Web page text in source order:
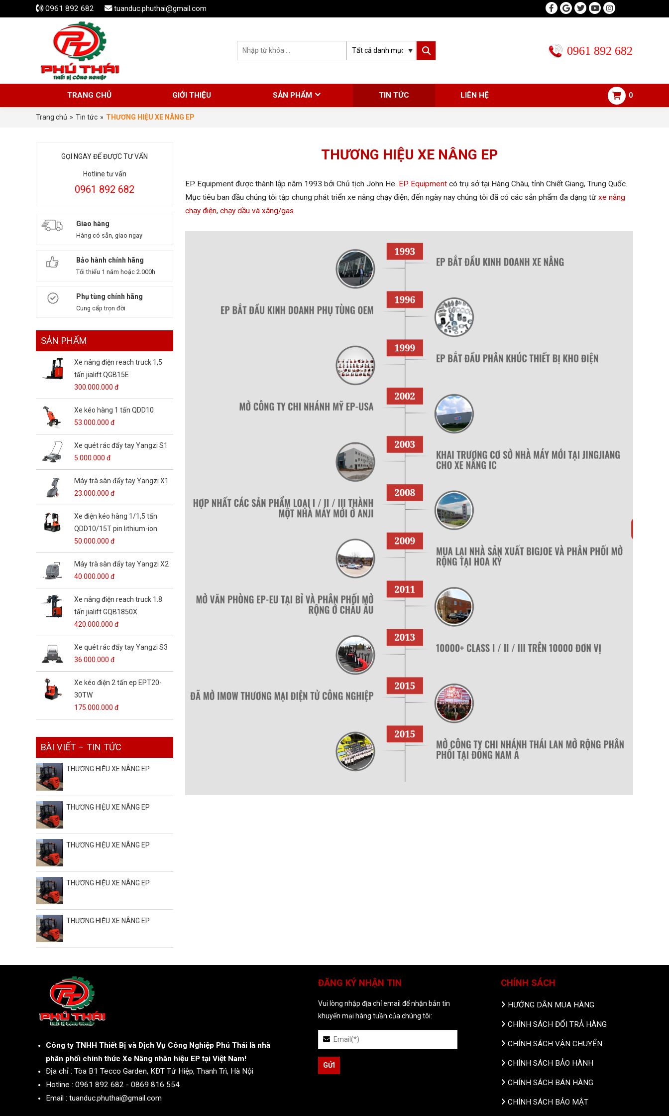
0961 892 682 tuanduc.phuthai@gmail.com
0961 892 682
TRANG CHỦ GIỚI THIỆU SẢN PHẨM TIN TỨC LIÊN HỆ 0
Trang chủ » Tin tức » THƯƠNG HIỆU XE NÂNG EP
GỌI NGAY ĐỂ ĐƯỢC TƯ VẤN
Hotline tư vấn
0961 892 682
Giao hàng
Hàng có sẵn, giao ngay
Bảo hành chính hãng
Tối thiểu 1 năm hoặc 2.000h
Phụ tùng chính hãng
Cung cấp trọn đời
SẢN PHẨM
Xe nâng điện reach truck 1,5
tấn jialift QGB15E
300.000.000 đ
Xe kéo hàng 1 tấn QDD10
53.000.000 đ
Xe quét rác đẩy tay Yangzi S1
5.000.000 đ
Máy trà sàn đẩy tay Yangzi X1
23.000.000 đ
Xe điện kéo hàng 1/1,5 tấn
QDD10/15T pin lithium-ion
50.000.000 đ
Máy trà sàn đẩy tay Yangzi X2
40.000.000 đ
Xe nâng điện reach truck 1.8
tấn jialift GQB1850X
420.000.000 đ
Xe quét rác đẩy tay Yangzi S3
36.000.000 đ
Xe kéo điện 2 tấn ep EPT20-
30TW
175.000.000 đ
BÀI VIẾT – TIN TỨC
THƯƠNG HIỆU XE NÂNG EP
THƯƠNG HIỆU XE NÂNG EP
THƯƠNG HIỆU XE NÂNG EP
THƯƠNG HIỆU XE NÂNG EP
THƯƠNG HIỆU XE NÂNG EP
THƯƠNG HIỆU XE NÂNG EP
EP Equipment được thành lập năm 1993 bởi Chủ tịch John He. EP Equipment có trụ sở tại Hàng Châu, tỉnh Chiết Giang, Trung Quốc.
Mục tiêu ban đầu chúng tôi tập chung phát triển xe nâng chạy điện, đến ngày nay chúng tôi đã có các sản phẩm đa dạng từ xe nâng
chạy điện, chạy dầu và xăng/gas.
Công ty TNHH Thiết Bị và Dịch Vụ Công Nghiệp Phú Thái là nhà
phân phối chính thức Xe Nâng nhãn hiệu EP tại Việt Nam!
Địa chỉ : Tòa B1 Tecco Garden, KĐT Tứ Hiệp, Thanh Trì, Hà Nội
Hotline : 0961 892 682 - 0869 816 554
Email : tuanduc.phuthai@gmail.com
ĐĂNG KÝ NHẬN TIN
Vui lòng nhập địa chỉ email để nhận bản tin
khuyến mại hàng tuần của chúng tôi:
CHÍNH SÁCH
HƯỚNG DẪN MUA HÀNG
CHÍNH SÁCH ĐỔI TRẢ HÀNG
CHÍNH SÁCH VẬN CHUYỂN
CHÍNH SÁCH BẢO HÀNH
CHÍNH SÁCH BÁN HÀNG
CHÍNH SÁCH BẢO MẬT